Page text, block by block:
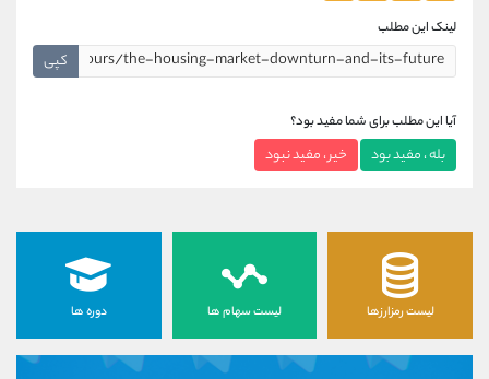
لینک این مطلب
کپی
آیا این مطلب برای شما مفید بود؟
بله ، مفید بود خیر ، مفید نبود
لیست رمزارزها لیست سهام ها دوره ها